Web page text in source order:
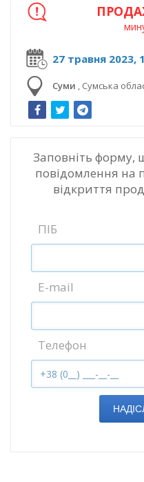
27 травня 2023,
Суми , Сумська
Заповніть
повідомлення на
відкриття
ПІБ
E-mail
Телефон